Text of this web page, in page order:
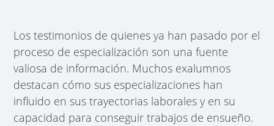
Los testimonios de quienes ya han pasado por el
proceso de especialización son una fuente
valiosa de información. Muchos exalumnos
destacan cómo sus especializaciones han
influido en sus trayectorias laborales y en su
capacidad para conseguir trabajos de ensueño.